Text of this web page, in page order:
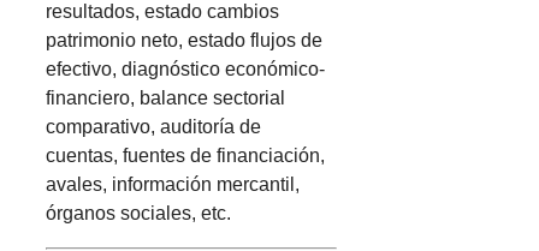
resultados, estado cambios
patrimonio neto, estado flujos de
efectivo, diagnóstico económico-
financiero, balance sectorial
comparativo, auditoría de
cuentas, fuentes de financiación,
avales, información mercantil,
órganos sociales, etc.